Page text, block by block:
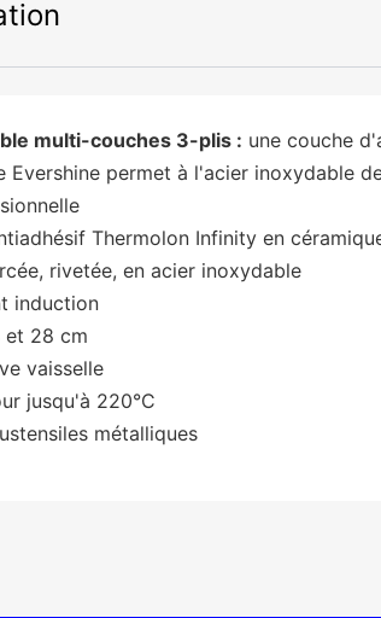
multi-couches 3-plis : une couche
Evershine permet à l'acier inoxydable
Thermolon Infinity en
rivetée, en acier inoxydable
induction
et 28 cm
vaisselle
jusqu'à 220°C
métalliques